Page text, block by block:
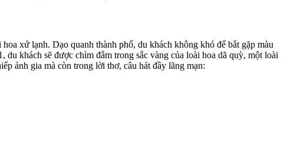
xứ lạnh. Dạo quanh thành phố, du khách không khó để bắt gặp màu
khách sẽ được chìm đắm trong sắc vàng của loài hoa dã quỳ, một loài
ảnh gia mà còn trong lời thơ, câu hát đầy lãng mạn: